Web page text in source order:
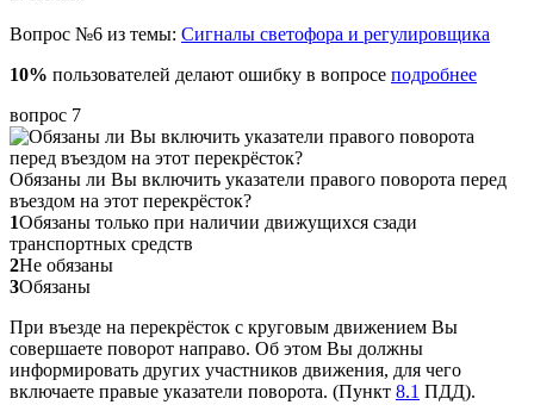
Вопрос №6 из темы: Сигналы светофора и регулировщика
10% пользователей делают ошибку в вопросе подробнее
вопрос 7
Обязаны ли Вы включить указатели правого поворота перед
въездом на этот перекрёсток?
1Обязаны только при наличии движущихся сзади
транспортных средств
2Не обязаны
3Обязаны
При въезде на перекрёсток с круговым движением Вы
совершаете поворот направо. Об этом Вы должны
информировать других участников движения, для чего
включаете правые указатели поворота. (Пункт 8.1 ПДД).